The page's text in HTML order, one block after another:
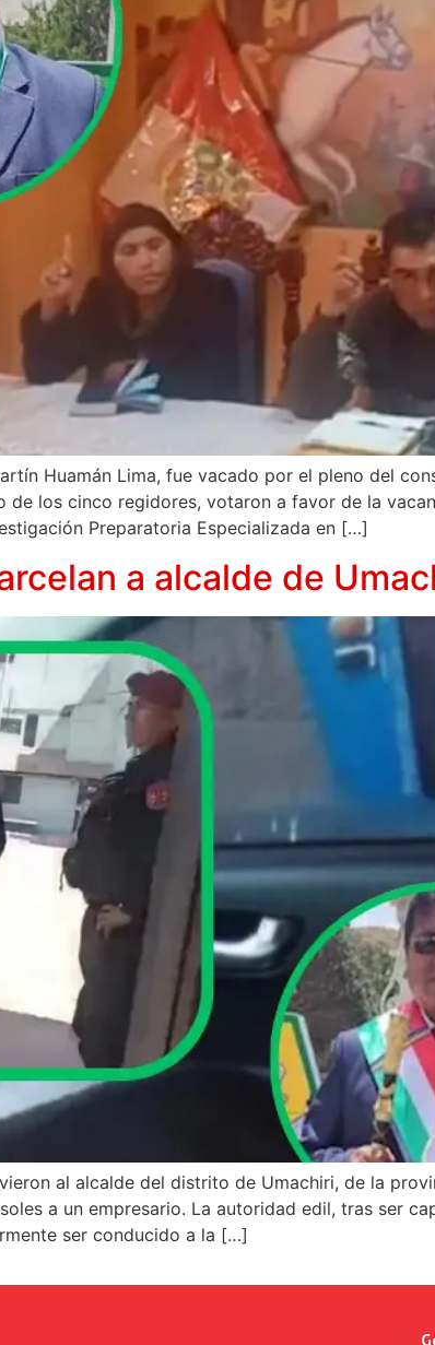
Huamán Lima, fue vacado por el pleno del
los cinco regidores, votaron a favor de la
Preparatoria Especializada en […]
a alcalde de
al alcalde del distrito de Umachiri, de la
a un empresario. La autoridad edil, tras ser
ser conducido a la […]